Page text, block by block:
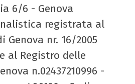
6/6 - Genova
registrata al
Genova nr. 16/2005
al Registro delle
n.02437210996 -